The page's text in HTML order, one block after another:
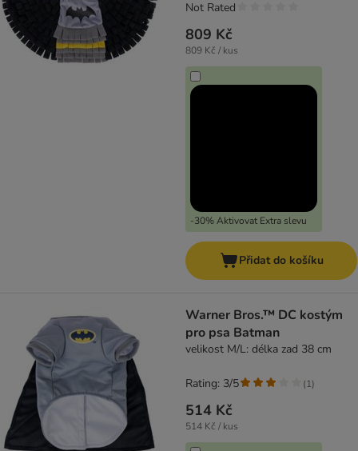
809 Kč
809 Kč / kus
-30% Aktivovat Extra slevu
Not Rated
Přidat do košíku
Warner Bros.™ DC kostým
pro psa Batman
velikost M/L: délka zad 38 cm
514 Kč
514 Kč / kus
Rating: 3/5 (1)